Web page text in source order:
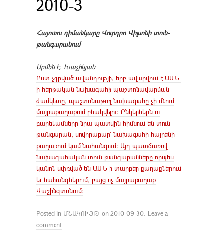
2010-3
Հայուհու դիմանկարը Վուրդրո Վիլսոնի տուն-
թանգարանում
Արմեն Է. Խաչիկյան
Ըստ չգրված ավանդությի, երբ ավարվում է ԱՄՆ-
ի հերթական նախագահի պաշտոնավարման
ժամկետը, պաշտոնաթող նախագահը չի մնում
մայրաքաղաքում բնակվելու: Ընկերներն ու
բարեկամները նրա պատվին հիմնում են տուն-
թանգարան, սովորաբար՝ նախագահի հայրենի
քաղաքում կամ նահանգում: Այդ պատճառով
նախագահական տուն-թանգարանները որպես
կանոն սփռված են ԱՄՆ-ի տարբեր քաղաքներում
եւ նահանգներում, բայց ոչ մայրաքաղաք
Վաշինգտոնում:
Posted in ՄՇԱԿՈՒՅԹ on 2010-09-30. Leave a
comment